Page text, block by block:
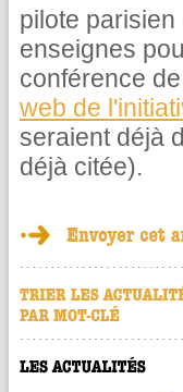
pilote
enseignes
conférence
web de
seraient déjà
déjà citée).